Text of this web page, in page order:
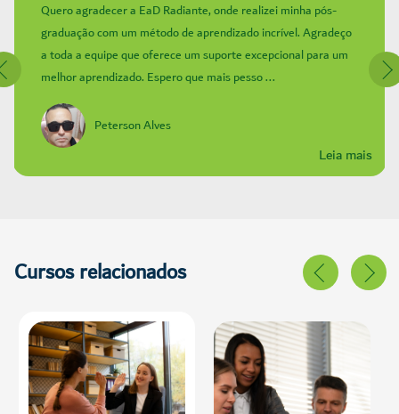
Quero agradecer a EaD Radiante, onde realizei minha pós-
graduação com um método de aprendizado incrível. Agradeço
a toda a equipe que oferece um suporte excepcional para um
melhor aprendizado. Espero que mais pesso ...
Leia mais
Peterson Alves
Cursos relacionados